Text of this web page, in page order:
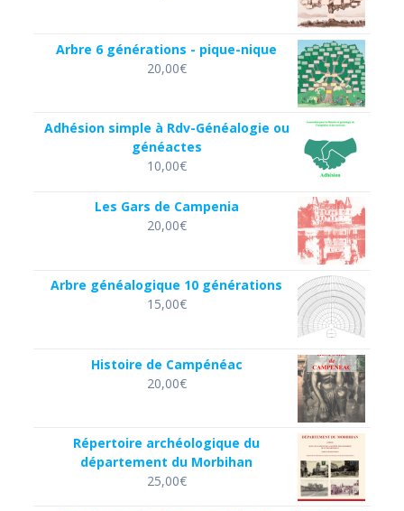
Arbre 6 générations - pique-nique
20,00€
Adhésion simple à Rdv-Généalogie ou
généactes
10,00€
Les Gars de Campenia
20,00€
Arbre généalogique 10 générations
15,00€
Histoire de Campénéac
20,00€
Répertoire archéologique du
département du Morbihan
25,00€